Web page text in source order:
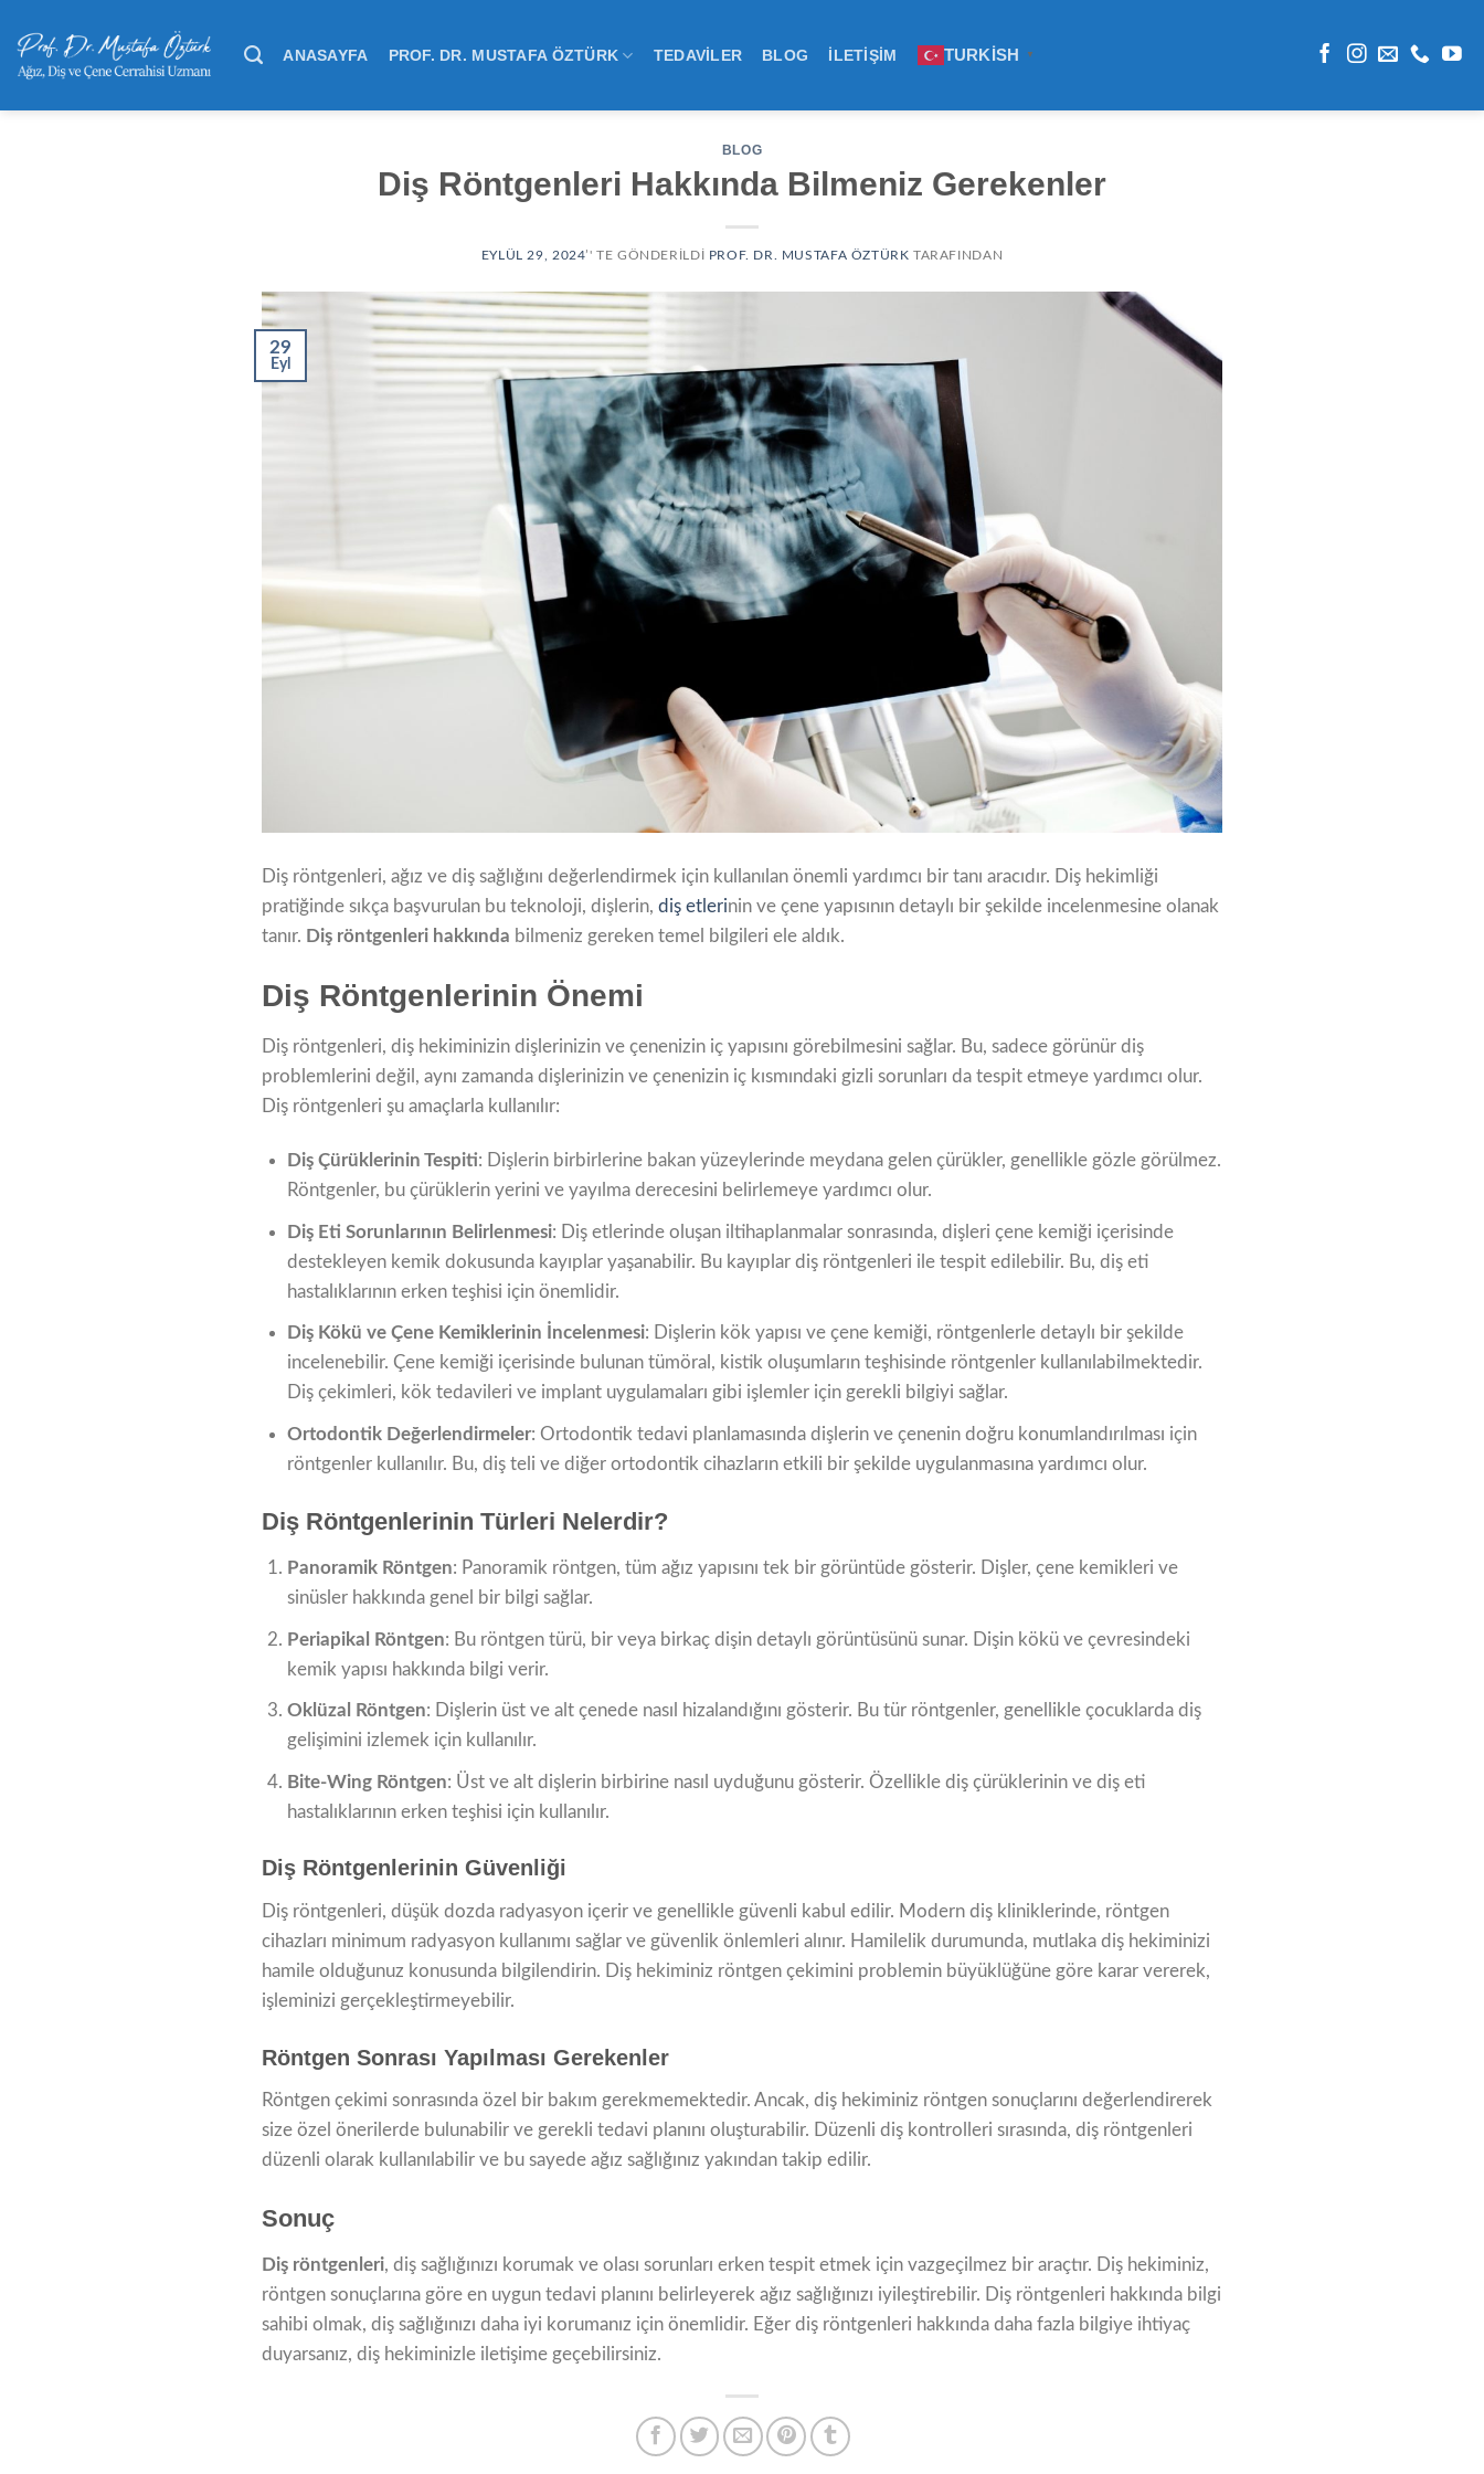
content
ANASAYFA PROF. DR. MUSTAFA ÖZTÜRK TEDAVILER BLOG İLETIŞIM TURKISH ▼
BLOG
Diş Röntgenleri Hakkında Bilmeniz Gerekenler
EYLÜL 29, 2024’' TE GÖNDERILDI PROF. DR. MUSTAFA ÖZTÜRK TARAFINDAN
29
Eyl
Diş röntgenleri, ağız ve diş sağlığını değerlendirmek için kullanılan önemli yardımcı bir tanı aracıdır. Diş hekimliği
pratiğinde sıkça başvurulan bu teknoloji, dişlerin, diş etlerinin ve çene yapısının detaylı bir şekilde incelenmesine olanak
tanır. Diş röntgenleri hakkında bilmeniz gereken temel bilgileri ele aldık.
Diş Röntgenlerinin Önemi
Diş röntgenleri, diş hekiminizin dişlerinizin ve çenenizin iç yapısını görebilmesini sağlar. Bu, sadece görünür diş
problemlerini değil, aynı zamanda dişlerinizin ve çenenizin iç kısmındaki gizli sorunları da tespit etmeye yardımcı olur.
Diş röntgenleri şu amaçlarla kullanılır:
Diş Çürüklerinin Tespiti: Dişlerin birbirlerine bakan yüzeylerinde meydana gelen çürükler, genellikle gözle görülmez.
Röntgenler, bu çürüklerin yerini ve yayılma derecesini belirlemeye yardımcı olur.
Diş Eti Sorunlarının Belirlenmesi: Diş etlerinde oluşan iltihaplanmalar sonrasında, dişleri çene kemiği içerisinde
destekleyen kemik dokusunda kayıplar yaşanabilir. Bu kayıplar diş röntgenleri ile tespit edilebilir. Bu, diş eti
hastalıklarının erken teşhisi için önemlidir.
Diş Kökü ve Çene Kemiklerinin İncelenmesi: Dişlerin kök yapısı ve çene kemiği, röntgenlerle detaylı bir şekilde
incelenebilir. Çene kemiği içerisinde bulunan tümöral, kistik oluşumların teşhisinde röntgenler kullanılabilmektedir.
Diş çekimleri, kök tedavileri ve implant uygulamaları gibi işlemler için gerekli bilgiyi sağlar.
Ortodontik Değerlendirmeler: Ortodontik tedavi planlamasında dişlerin ve çenenin doğru konumlandırılması için
röntgenler kullanılır. Bu, diş teli ve diğer ortodontik cihazların etkili bir şekilde uygulanmasına yardımcı olur.
Diş Röntgenlerinin Türleri Nelerdir?
Panoramik Röntgen: Panoramik röntgen, tüm ağız yapısını tek bir görüntüde gösterir. Dişler, çene kemikleri ve
sinüsler hakkında genel bir bilgi sağlar.
Periapikal Röntgen: Bu röntgen türü, bir veya birkaç dişin detaylı görüntüsünü sunar. Dişin kökü ve çevresindeki
kemik yapısı hakkında bilgi verir.
Oklüzal Röntgen: Dişlerin üst ve alt çenede nasıl hizalandığını gösterir. Bu tür röntgenler, genellikle çocuklarda diş
gelişimini izlemek için kullanılır.
Bite-Wing Röntgen: Üst ve alt dişlerin birbirine nasıl uyduğunu gösterir. Özellikle diş çürüklerinin ve diş eti
hastalıklarının erken teşhisi için kullanılır.
Diş Röntgenlerinin Güvenliği
Diş röntgenleri, düşük dozda radyasyon içerir ve genellikle güvenli kabul edilir. Modern diş kliniklerinde, röntgen
cihazları minimum radyasyon kullanımı sağlar ve güvenlik önlemleri alınır. Hamilelik durumunda, mutlaka diş hekiminizi
hamile olduğunuz konusunda bilgilendirin. Diş hekiminiz röntgen çekimini problemin büyüklüğüne göre karar vererek,
işleminizi gerçekleştirmeyebilir.
Röntgen Sonrası Yapılması Gerekenler
Röntgen çekimi sonrasında özel bir bakım gerekmemektedir. Ancak, diş hekiminiz röntgen sonuçlarını değerlendirerek
size özel önerilerde bulunabilir ve gerekli tedavi planını oluşturabilir. Düzenli diş kontrolleri sırasında, diş röntgenleri
düzenli olarak kullanılabilir ve bu sayede ağız sağlığınız yakından takip edilir.
Sonuç
Diş röntgenleri, diş sağlığınızı korumak ve olası sorunları erken tespit etmek için vazgeçilmez bir araçtır. Diş hekiminiz,
röntgen sonuçlarına göre en uygun tedavi planını belirleyerek ağız sağlığınızı iyileştirebilir. Diş röntgenleri hakkında bilgi
sahibi olmak, diş sağlığınızı daha iyi korumanız için önemlidir. Eğer diş röntgenleri hakkında daha fazla bilgiye ihtiyaç
duyarsanız, diş hekiminizle iletişime geçebilirsiniz.